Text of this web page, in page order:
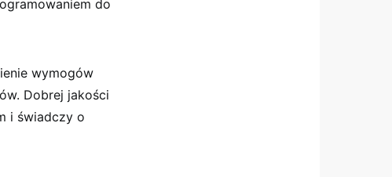
do
wymogów
Dobrej jakości
i świadczy o